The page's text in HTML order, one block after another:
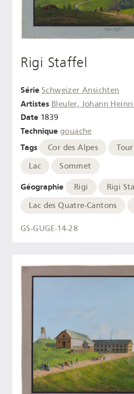
Rigi Staffel
Série Schweizer Ansichten
Artistes Bleuler, Johann
Date 1839
Technique gouache
Tags Cor des Alpes
Lac
Sommet
Géographie Rigi
Rigi
Lac des Quatre-Cantons
GS-GUGE-14-28